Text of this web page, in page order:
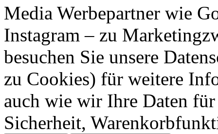
Media Werbepartner wie
Instagram – zu
besuchen Sie unsere
zu Cookies) für weitere
auch wie wir Ihre Daten
Sicherheit,